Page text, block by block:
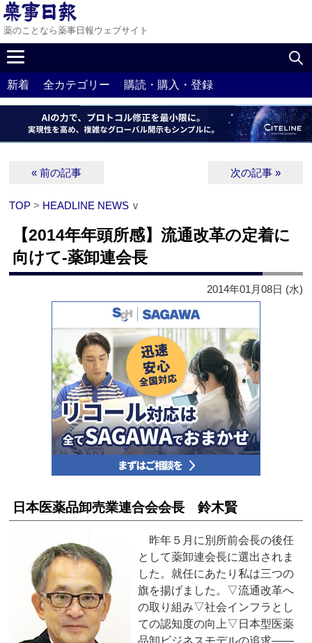
薬のことなら薬事日報ウェブサイト
新着 全カテゴリー 購読・購入・登録
« 前の記事 次の記事 »
TOP > HEADLINE NEWS ∨
【2014年年頭所感】流通改革の定着に
向けて‐薬卸連会長
2014年01月08日 (水)
日本医薬品卸売業連合会会長 鈴木賢
昨年５月に別所前会長の後任
として薬卸連会長に選出されま
した。就任にあたり私は三つの
旗を揚げました。▽流通改革へ
の取り組み▽社会インフラとし
ての認知度の向上▽日本型医薬